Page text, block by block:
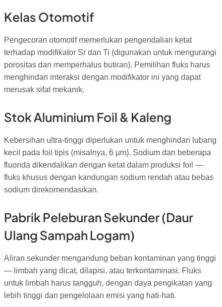
Kelas Otomotif
Pengecoran otomotif memerlukan pengendalian ketat
terhadap modifikator Sr dan Ti (digunakan untuk mengurangi
porositas dan memperhalus butiran). Pemilihan fluks harus
menghindari interaksi dengan modifikator ini yang dapat
merusak sifat mekanik.
Stok Aluminium Foil & Kaleng
Kebersihan ultra-tinggi diperlukan untuk menghindari lubang
kecil pada foil tipis (misalnya, 6 μm). Sodium dan beberapa
fluorida dikendalikan dengan ketat dalam produksi foil —
fluks khusus dengan kandungan sodium rendah atau bebas
sodium direkomendasikan.
Pabrik Peleburan Sekunder (Daur
Ulang Sampah Logam)
Aliran sekunder mengandung beban kontaminan yang tinggi
— limbah yang dicat, dilapisi, atau terkontaminasi. Fluks
untuk limbah harus tangguh, dengan daya pengikatan yang
lebih tinggi dan pengelolaan emisi yang hati-hati.